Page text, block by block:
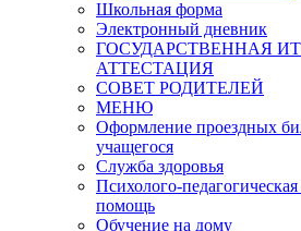
Школьная форма
Электронный дневник
ГОСУДАРСТВЕННАЯ
АТТЕСТАЦИЯ
СОВЕТ РОДИТЕЛЕЙ
МЕНЮ
Оформление проездных
учащегося
Служба здоровья
Психолого-
помощь
Обучение на дому